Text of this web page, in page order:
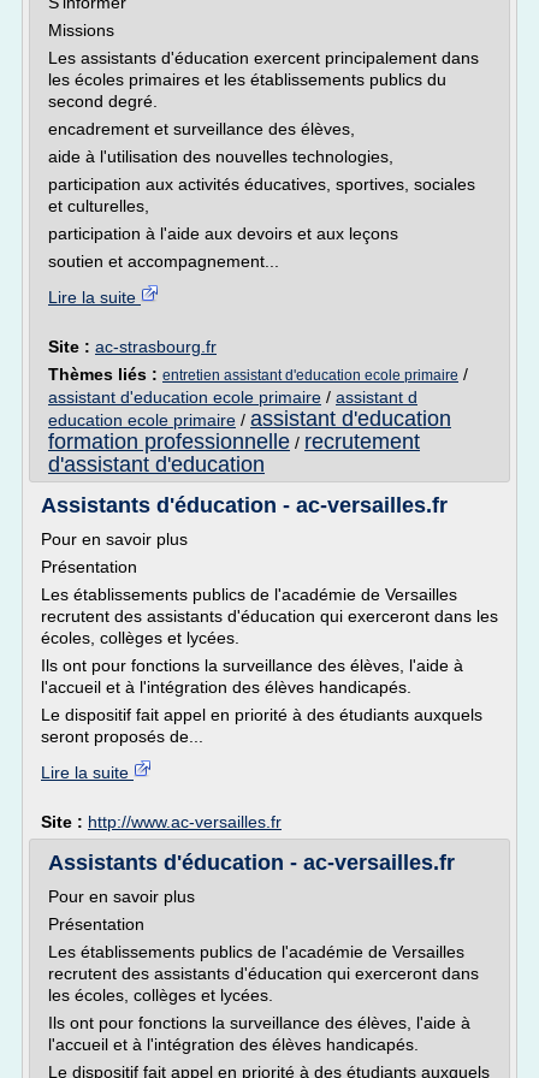
Missions
Les assistants d'éducation exercent principalement dans
les écoles primaires et les établissements publics du
second degré.
encadrement et surveillance des élèves,
aide à l'utilisation des nouvelles technologies,
participation aux activités éducatives, sportives, sociales
et culturelles,
participation à l'aide aux devoirs et aux leçons
soutien et accompagnement...
Lire la suite
Site : ac-strasbourg.fr
Thèmes liés : entretien assistant d'education ecole primaire /
assistant d'education ecole primaire / assistant d
education ecole primaire / assistant d'education
formation professionnelle / recrutement
d'assistant d'education
Assistants d'éducation - ac-versailles.fr
Pour en savoir plus
Présentation
Les établissements publics de l'académie de Versailles
recrutent des assistants d'éducation qui exerceront dans les
écoles, collèges et lycées.
Ils ont pour fonctions la surveillance des élèves, l'aide à
l'accueil et à l'intégration des élèves handicapés.
Le dispositif fait appel en priorité à des étudiants auxquels
seront proposés de...
Lire la suite
Site : http://www.ac-versailles.fr
Assistants d'éducation - ac-versailles.fr
Pour en savoir plus
Présentation
Les établissements publics de l'académie de Versailles
recrutent des assistants d'éducation qui exerceront dans
les écoles, collèges et lycées.
Ils ont pour fonctions la surveillance des élèves, l'aide à
l'accueil et à l'intégration des élèves handicapés.
Le dispositif fait appel en priorité à des étudiants auxquels